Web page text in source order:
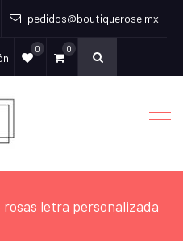
pedidos@boutiquerose.mx
0 0
rosas letra personalizada